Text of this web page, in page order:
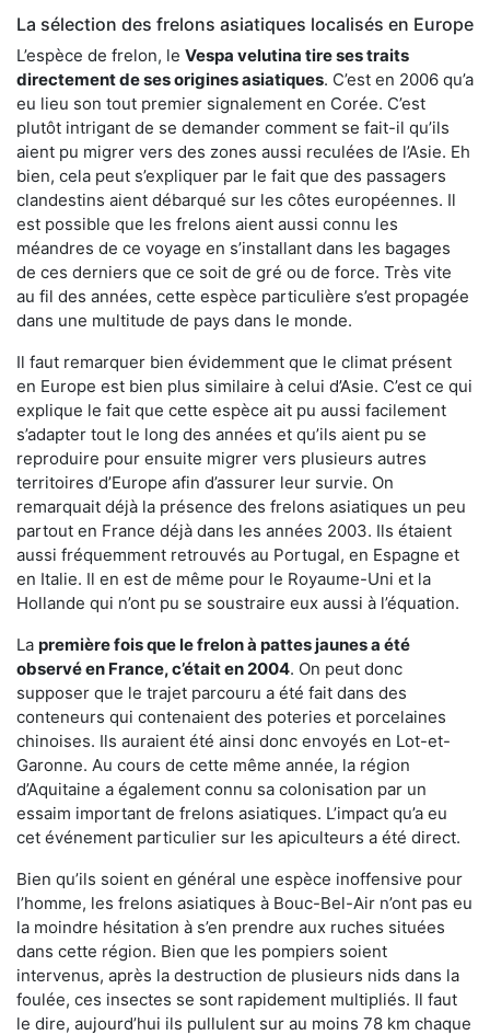
La sélection des frelons asiatiques localisés en Europe
L’espèce de frelon, le Vespa velutina tire ses traits
directement de ses origines asiatiques. C’est en 2006 qu’a
eu lieu son tout premier signalement en Corée. C’est
plutôt intrigant de se demander comment se fait-il qu’ils
aient pu migrer vers des zones aussi reculées de l’Asie. Eh
bien, cela peut s’expliquer par le fait que des passagers
clandestins aient débarqué sur les côtes européennes. Il
est possible que les frelons aient aussi connu les
méandres de ce voyage en s’installant dans les bagages
de ces derniers que ce soit de gré ou de force. Très vite
au fil des années, cette espèce particulière s’est propagée
dans une multitude de pays dans le monde.
Il faut remarquer bien évidemment que le climat présent
en Europe est bien plus similaire à celui d’Asie. C’est ce qui
explique le fait que cette espèce ait pu aussi facilement
s’adapter tout le long des années et qu’ils aient pu se
reproduire pour ensuite migrer vers plusieurs autres
territoires d’Europe afin d’assurer leur survie. On
remarquait déjà la présence des frelons asiatiques un peu
partout en France déjà dans les années 2003. Ils étaient
aussi fréquemment retrouvés au Portugal, en Espagne et
en Italie. Il en est de même pour le Royaume-Uni et la
Hollande qui n’ont pu se soustraire eux aussi à l’équation.
La première fois que le frelon à pattes jaunes a été
observé en France, c’était en 2004. On peut donc
supposer que le trajet parcouru a été fait dans des
conteneurs qui contenaient des poteries et porcelaines
chinoises. Ils auraient été ainsi donc envoyés en Lot-et-
Garonne. Au cours de cette même année, la région
d’Aquitaine a également connu sa colonisation par un
essaim important de frelons asiatiques. L’impact qu’a eu
cet événement particulier sur les apiculteurs a été direct.
Bien qu’ils soient en général une espèce inoffensive pour
l’homme, les frelons asiatiques à Bouc-Bel-Air n’ont pas eu
la moindre hésitation à s’en prendre aux ruches situées
dans cette région. Bien que les pompiers soient
intervenus, après la destruction de plusieurs nids dans la
foulée, ces insectes se sont rapidement multipliés. Il faut
le dire, aujourd’hui ils pullulent sur au moins 78 km chaque